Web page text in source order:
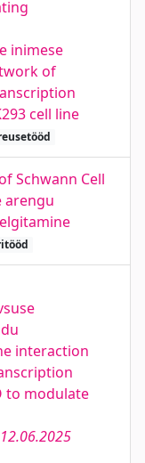
inimese
of
cell line
Schwann Cell
arengu
interaction
to modulate
12.06.2025